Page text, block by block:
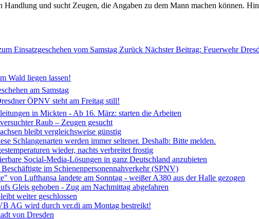
und sucht Zeugen, die Angaben zu dem Mann machen können.
Einsatzgeschehen vom Samstag Zurück Nächster Beitrag: Feuerwehr
Wald liegen lassen!
am Samstag
ÖPNV steht am Freitag still!
in Mickten - Ab 16. März: starten die Arbeiten
Raub – Zeugen gesucht
bleibt vergleichsweise günstig
Schlangenarten werden immer seltener. Deshalb: Bitte melden.
wieder, nachts verbreitet frostig
Social-Media-Lösungen in ganz Deutschland anzubieten
im Schienenpersonennahverkehr (SPNV)
von Lufthansa landete am Sonntag - weißer A380 aus der Halle gezogen
Gleis gehoben - Zug am Nachmittag abgefahren
weiter geschlossen
AG wird durch ver.di am Montag bestreikt!
von Dresden